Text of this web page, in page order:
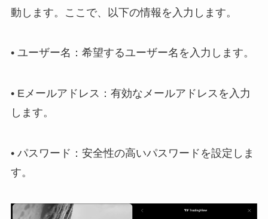
動します。ここで、以下の情報を入力します。
• ユーザー名：希望するユーザー名を入力します。
• Eメールアドレス：有効なメールアドレスを入力
します。
• パスワード：安全性の高いパスワードを設定しま
す。